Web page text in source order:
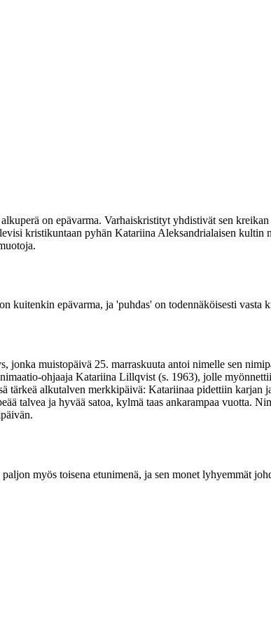
on epävarma. Varhaiskristityt yhdistivät sen kreikan
kristikuntaan pyhän Katariina Aleksandrialaisen kultin
epävarma, ja 'puhdas' on todennäköisesti vasta
muistopäivä 25. marraskuuta antoi nimelle sen
ohjaaja Katariina Lillqvist (s. 1963), jolle
alkutalven merkkipäivä: Katariinaa pidettiin karjan
talvea ja hyvää satoa, kylmä taas ankarampaa vuotta.
myös toisena etunimenä, ja sen monet lyhyemmät